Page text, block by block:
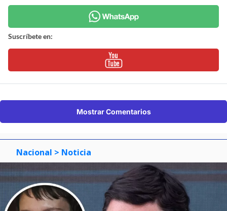
Suscríbete en:
Mostrar Comentarios
Nacional > Noticia